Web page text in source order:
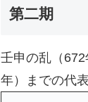
第二期
壬申の乱（
年）までの代表